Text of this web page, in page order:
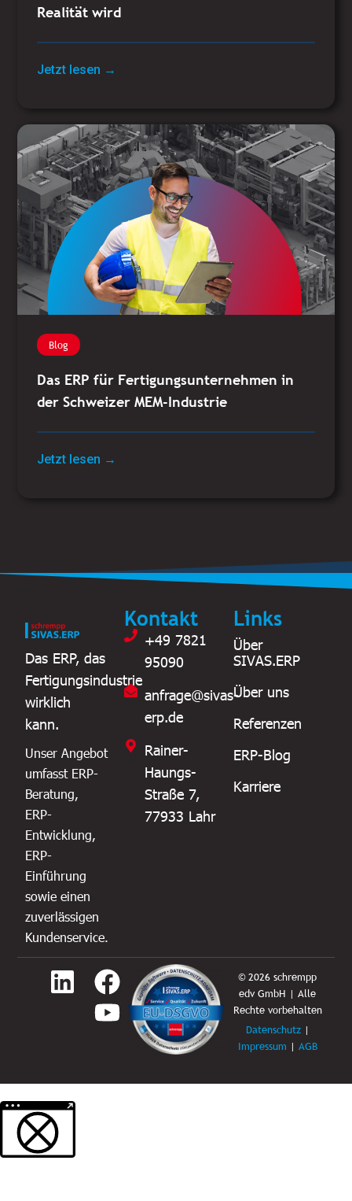
Realität wird
Jetzt lesen →
Blog
Das ERP für Fertigungsunternehmen in
der Schweizer MEM-Industrie
Jetzt lesen →
Das ERP, das
Fertigungsindustrie
wirklich
kann.
Unser Angebot
umfasst ERP-
Beratung,
ERP-
Entwicklung,
ERP-
Einführung
sowie einen
zuverlässigen
Kundenservice.
Kontakt
+49 7821
95090
anfrage@sivas-
erp.de
Rainer-
Haungs-
Straße 7,
77933 Lahr
Links
Über
SIVAS.ERP
Über uns
Referenzen
ERP-Blog
Karriere
© 2026 schrempp
edv GmbH | Alle
Rechte vorbehalten
Datenschutz|
Impressum | AGB
L
e
d
n
F
a
b
Y
o
u
Weitere Informationen über den gesperrten Inhalt.